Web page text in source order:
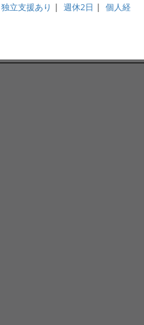
独立支援あり | 週休2日 | 個人経